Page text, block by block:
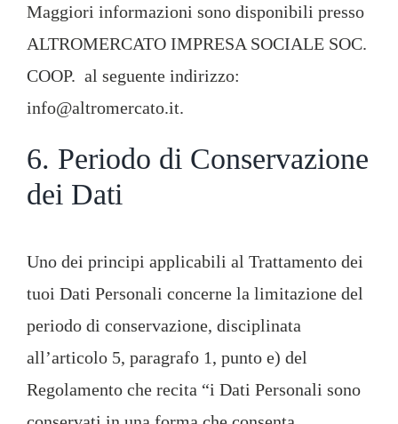
Maggiori informazioni sono disponibili presso
ALTROMERCATO IMPRESA SOCIALE SOC.
COOP. al seguente indirizzo:
info@altromercato.it.
6. Periodo di Conservazione
dei Dati
Uno dei principi applicabili al Trattamento dei
tuoi Dati Personali concerne la limitazione del
periodo di conservazione, disciplinata
all’articolo 5, paragrafo 1, punto e) del
Regolamento che recita “i Dati Personali sono